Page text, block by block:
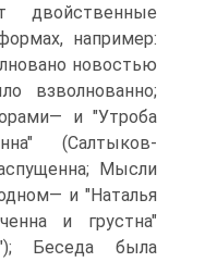
двойственные
например:
новостью
взволнованно;
и "Утроба
(Салтыков-
Мысли
и "Наталья
и грустна"
Беседа была